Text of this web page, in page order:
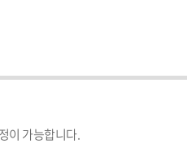
이 가능합니다.